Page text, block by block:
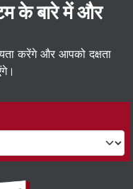
के बारे में और
करेंगे और आपको दक्षता